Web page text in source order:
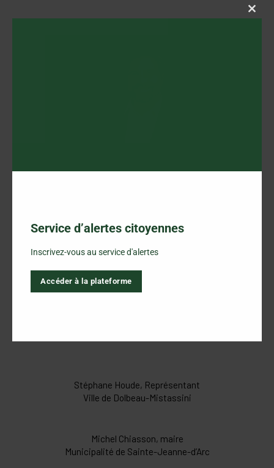
Dave Plourde, Maire
Stéphane Houde, Représentant
Ville de Dolbeau-Mistassini
Michel Chiasson, maire
Municipalité de Sainte-Jeanne-d’Arc
Close
Service d’alertes citoyennes
Inscrivez-vous au service d'alertes
Accéder à la plateforme